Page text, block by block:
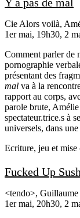
Cie Alors voilà,
1er mai, 19h30, 2
Comment parler de
pornographie
présentant des
mal va à la
rapport au corps,
parole brute,
spectateur.trice.s à
universels, dans
Ecriture, jeu et mise
Fucked Up
<tendo>,
1er mai, 20h30, 2